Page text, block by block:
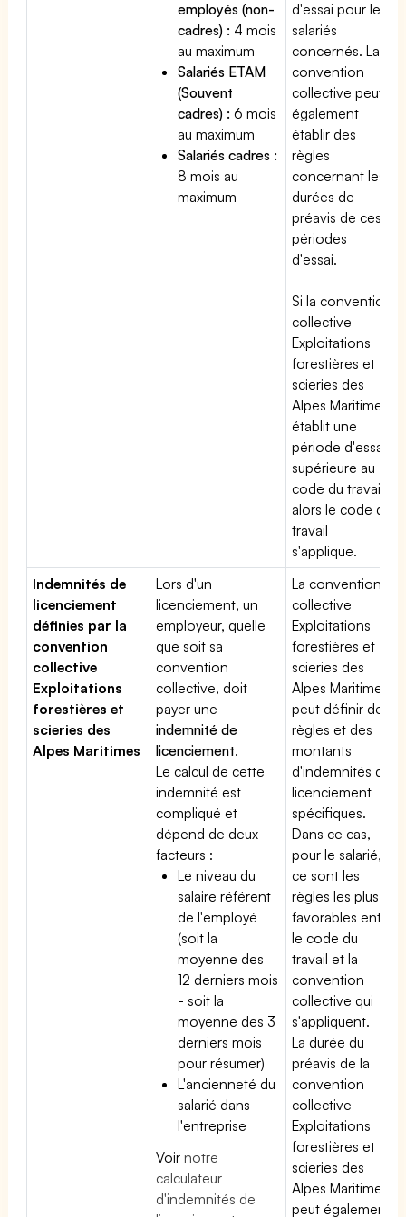
employés (non-
cadres) : 4 mois
au maximum
Salariés ETAM
(Souvent
cadres) : 6 mois
au maximum
Salariés cadres :
8 mois au
maximum
d'essai pour les
salariés
concernés. La
convention
collective peut
également
établir des
règles
concernant les
durées de
préavis de ces
périodes
d'essai.
Si la convention
collective
Exploitations
forestières et
scieries des
Alpes Maritimes
établit une
période d'essai
supérieure au
code du travail,
alors le code du
travail
s'applique.
Indemnités de
licenciement
définies par la
convention
collective
Exploitations
forestières et
scieries des
Alpes Maritimes
Lors d'un
licenciement, un
employeur, quelle
que soit sa
convention
collective, doit
payer une
indemnité de
licenciement.
Le calcul de cette
indemnité est
compliqué et
dépend de deux
facteurs :
Le niveau du
salaire référent
de l'employé
(soit la
moyenne des
12 derniers mois
- soit la
moyenne des 3
derniers mois
pour résumer)
L'ancienneté du
salarié dans
l'entreprise
Voirnotre
calculateur
d'indemnités de
La convention
collective
Exploitations
forestières et
scieries des
Alpes Maritimes
peut définir des
règles et des
montants
d'indemnités de
licenciement
spécifiques.
Dans ce cas,
pour le salarié,
ce sont les
règles les plus
favorables entre
le code du
travail et la
convention
collective qui
s'appliquent.
La durée du
préavis de la
convention
collective
Exploitations
forestières et
scieries des
Alpes Maritimes
peut également